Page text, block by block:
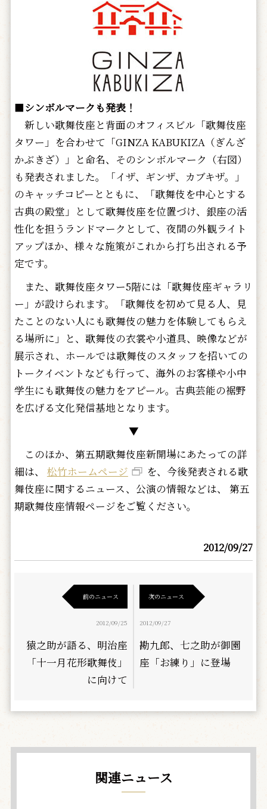
■シンボルマークも発表！
新しい歌舞伎座と背面のオフィスビル「歌舞伎座
タワー」を合わせて「GINZA KABUKIZA（ぎんざ
かぶきざ）」と命名、そのシンボルマーク（右図）
も発表されました。「イザ、ギンザ、カブキザ。」
のキャッチコピーとともに、「歌舞伎を中心とする
古典の殿堂」として歌舞伎座を位置づけ、銀座の活
性化を担うランドマークとして、夜間の外観ライト
アップほか、様々な施策がこれから打ち出される予
定です。
また、歌舞伎座タワー5階には「歌舞伎座ギャラリ
ー」が設けられます。「歌舞伎を初めて見る人、見
たことのない人にも歌舞伎の魅力を体験してもらえ
る場所に」と、歌舞伎の衣裳や小道具、映像などが
展示され、ホールでは歌舞伎のスタッフを招いての
トークイベントなども行って、海外のお客様や小中
学生にも歌舞伎の魅力をアピール。古典芸能の裾野
を広げる文化発信基地となります。
▼
このほか、第五期歌舞伎座新開場にあたっての詳
細は、 松竹ホームページ
を、今後発表される歌
舞伎座に関するニュース、公演の情報などは、 第五
期歌舞伎座情報ページをご覧ください。
2012/09/27
前のニュース
2012/09/25
猿之助が語る、明治座
「十一月花形歌舞伎」
に向けて
次のニュース
2012/09/27
勘九郎、七之助が御園
座「お練り」に登場
関連ニュース